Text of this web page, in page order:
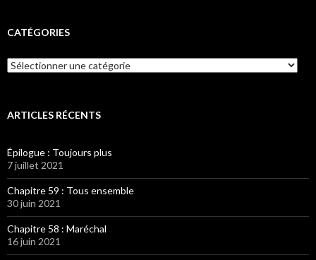
CATÉGORIES
Catégories
ARTICLES RÉCENTS
Épilogue : Toujours plus
7 juillet 2021
Chapitre 59 : Tous ensemble
30 juin 2021
Chapitre 58 : Maréchal
16 juin 2021